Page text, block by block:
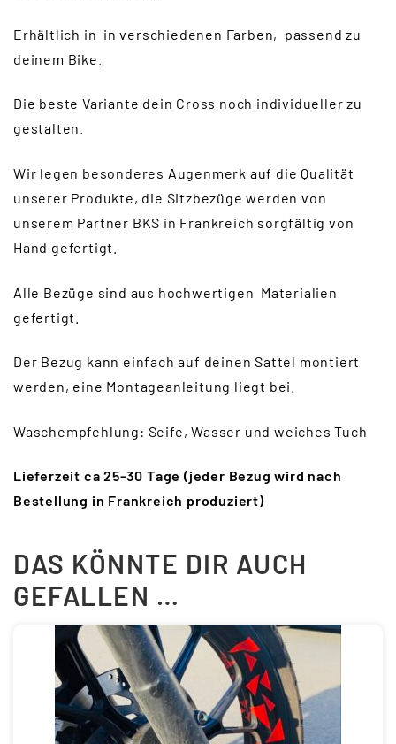
Erhältlich in in verschiedenen Farben, passend zu
deinem Bike.
Die beste Variante dein Cross noch individueller zu
gestalten.
Wir legen besonderes Augenmerk auf die Qualität
unserer Produkte, die Sitzbezüge werden von
unserem Partner BKS in Frankreich sorgfältig von
Hand gefertigt.
Alle Bezüge sind aus hochwertigen Materialien
gefertigt.
Der Bezug kann einfach auf deinen Sattel montiert
werden, eine Montageanleitung liegt bei.
Waschempfehlung: Seife, Wasser und weiches Tuch
Lieferzeit ca 25-30 Tage (jeder Bezug wird nach
Bestellung in Frankreich produziert)
DAS KÖNNTE DIR AUCH
GEFALLEN …